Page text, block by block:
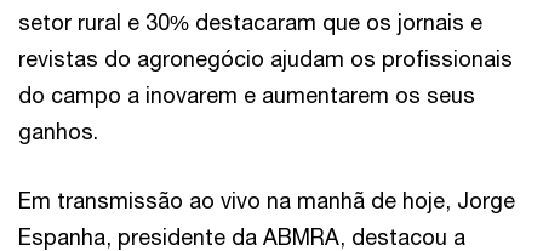
setor rural e 30% destacaram que os jornais e
revistas do agronegócio ajudam os profissionais
do campo a inovarem e aumentarem os seus
ganhos.
Em transmissão ao vivo na manhã de hoje, Jorge
Espanha, presidente da ABMRA, destacou a